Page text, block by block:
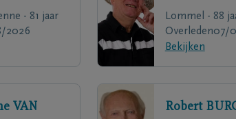
- 81 jaar
2026
Lommel - 88
Overleden07/
Bekijken
VAN
Robert